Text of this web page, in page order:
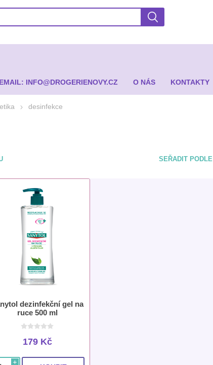
EMAIL: INFO@DROGERIENOVY.CZ O NÁS KONTAKTY
desinfekce
SEŘADIT PODLE
dezinfekční gel na
ruce 500 ml
179 Kč
i